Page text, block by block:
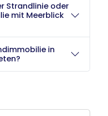
Strandlinie oder
mit Meerblick
in